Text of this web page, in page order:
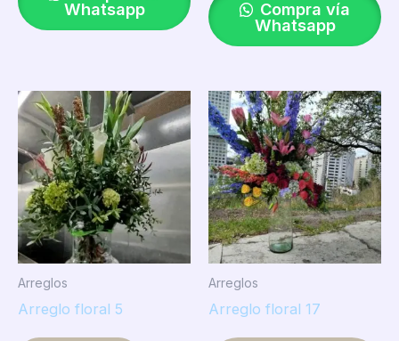
Whatsapp
Compra vía
Whatsapp
Arreglos
Arreglo floral 5
Arreglos
Arreglo floral 17